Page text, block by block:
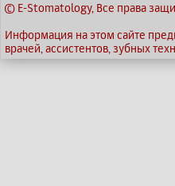
© E-Stomatology, Все права
Информация на этом сайте
врачей, ассистентов, зубных